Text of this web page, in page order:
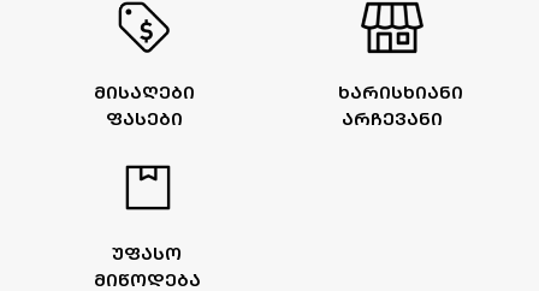
ᲮᲐᲠᲘᲡᲮᲘᲐᲜᲘ
ᲐᲠᲩᲔᲕᲐᲜᲘ
ᲛᲘᲡᲐᲦᲔᲑᲘ
ᲤᲐᲡᲔᲑᲘ
ᲣᲤᲐᲡᲝ
ᲛᲘᲬᲝᲓᲔᲑᲐ